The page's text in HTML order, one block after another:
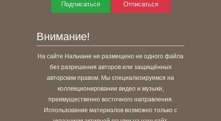
Подписаться Отписаться
Внимание!
На сайте Нальчане не размещено ни одного файла
без разрешения авторов или защищённых
авторским правом. Мы специализируемся на
коллекционировании видео и музыки,
преимущественно восточного направления.
Использование материалов возможно только с